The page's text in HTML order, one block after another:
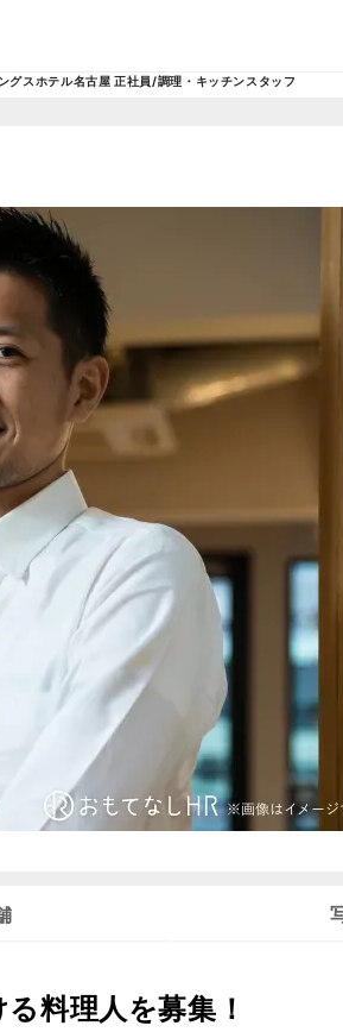
グスホテル名古屋 正社員/調理・キッチンスタッフ
料理人を募集！